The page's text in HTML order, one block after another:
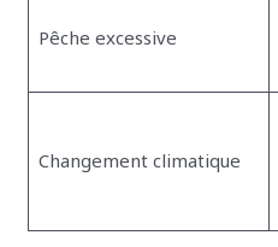
Pêche excessive
Changement climatique